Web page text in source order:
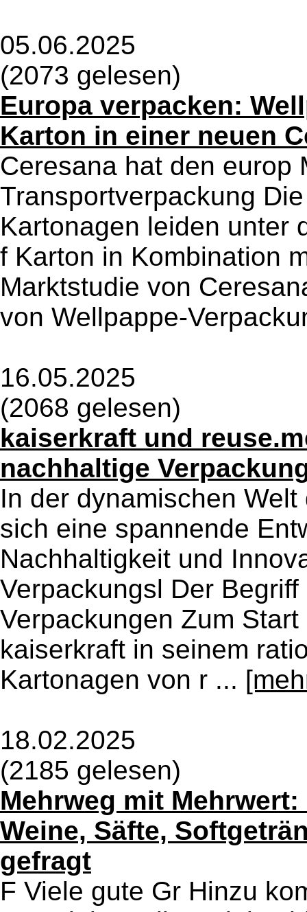
05.06.2025
(2073 gelesen)
Europa verpacken:
Karton in einer neuen
Ceresana hat den europ
Transportverpackung
Kartonagen leiden unter
f Karton in Kombination
Marktstudie von
von Wellpappe-
16.05.2025
(2068 gelesen)
kaiserkraft und
nachhaltige
In der dynamischen
sich eine spannende
Nachhaltigkeit und
Verpackungsl Der
Verpackungen Zum
kaiserkraft in seinem
Kartonagen von r ...
18.02.2025
(2185 gelesen)
Mehrweg mit
Weine, Säfte,
gefragt
F Viele gute Gr Hinzu